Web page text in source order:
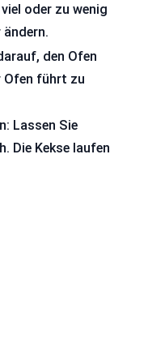
oder zu wenig
den Ofen
Ofen führt zu
Lassen Sie
Die Kekse laufen